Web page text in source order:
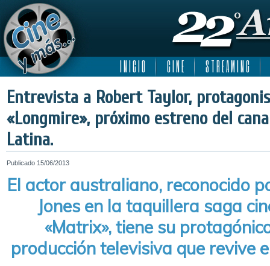
I N I C I O C I N E S T R E A M I N G
Entrevista a Robert Taylor,
«Longmire», próximo estreno del
Latina.
Publicado 15/06/2013
El actor australiano, reconocido
Jones en la taquillera saga
«Matrix», tiene su
producción televisiva que revive